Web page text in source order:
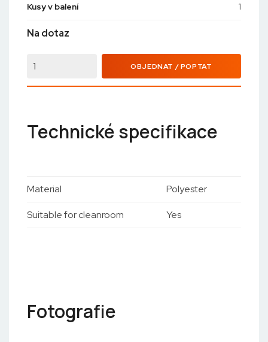
Kusy v balení 1
Na dotaz
OBJEDNAT / POPTAT
Technické specifikace
Material Polyester
Suitable for cleanroom Yes
Fotografie